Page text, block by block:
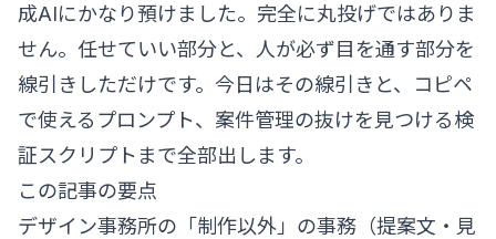
成AIにかなり預けました。完全に丸投げではありま
せん。任せていい部分と、人が必ず目を通す部分を
線引きしただけです。今日はその線引きと、コピペ
で使えるプロンプト、案件管理の抜けを見つける検
証スクリプトまで全部出します。
この記事の要点
デザイン事務所の「制作以外」の事務（提案文・見